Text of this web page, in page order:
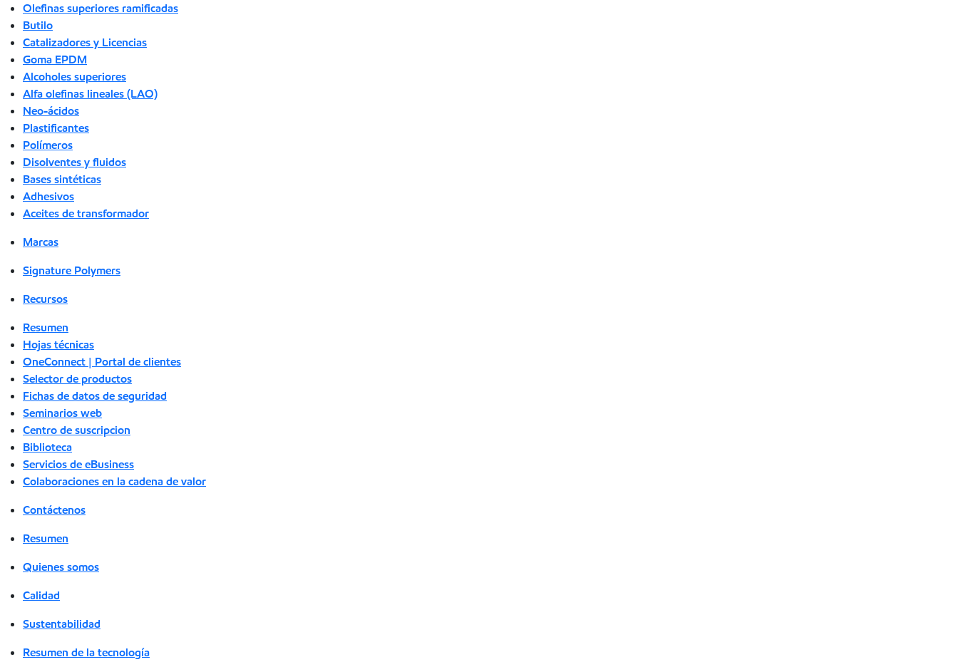
Olefinas superiores ramificadas
Butilo
Catalizadores y Licencias
Goma EPDM
Alcoholes superiores
Alfa olefinas lineales (LAO)
Neo-ácidos
Plastificantes
Polímeros
Disolventes y fluidos
Bases sintéticas
Adhesivos
Aceites de transformador
Marcas
Signature Polymers
Recursos
Resumen
Hojas técnicas
OneConnect | Portal de clientes
Selector de productos
Fichas de datos de seguridad
Seminarios web
Centro de suscripcion
Biblioteca
Servicios de eBusiness
Colaboraciones en la cadena de valor
Contáctenos
Resumen
Quienes somos
Calidad
Sustentabilidad
Resumen de la tecnología